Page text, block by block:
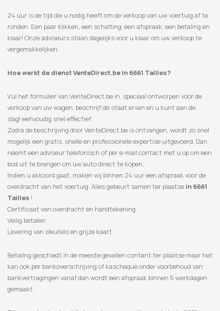
24 uur is de tijd die u nodig heeft om de verkoop van uw voertuig af te
ronden. Een paar klikken, een schatting, een afspraak, een betaling en
klaar! Onze adviseurs staan ​​dagelijks voor u klaar om uw verkoop te
vergemakkelijken.
Hoe werkt de dienst VenteDirect.be in 6661 Tailles?
Vul het formulier van VenteDirect.be in, speciaal ontworpen voor de
verkoop van uw wagen, beschrijf de staat ervan en u kunt aan de
slag! eenvoudig snel effectief.
Zodra de beschrijving door VenteDirect.be is ontvangen, wordt zo snel
mogelijk een gratis, snelle en professionele expertise uitgevoerd. Dan
neemt een adviseur telefonisch of per e-mail contact met u op om een
​​bod uit te brengen om uw auto direct te kopen.
Indien u akkoord gaat, maken wij binnen 24 uur een afspraak voor de
overdracht van het voertuig. Alles gebeurt samen ter plaatse in 6661
Tailles !
Certificaat van overdracht en handtekening
Veilig betalen
Levering van sleutels en grijze kaart
Betaling geschiedt in de meeste gevallen contant ter plaatse maar het
kan ook per bankoverschrijving of kascheque onder voorbehoud van
bankvertragingen vanaf dan wordt een afspraak binnen 5 werkdagen
gemaakt.